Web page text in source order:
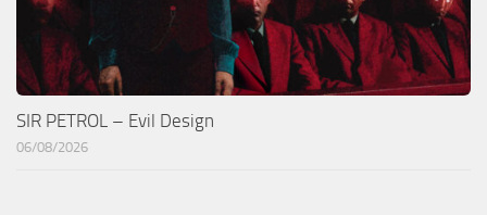
SIR PETROL – Evil Design
06/08/2026